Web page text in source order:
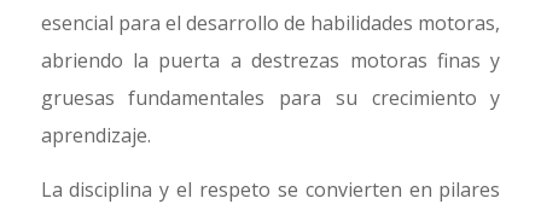
esencial para el desarrollo de habilidades motoras,
abriendo la puerta a destrezas motoras finas y
gruesas fundamentales para su crecimiento y
aprendizaje.
La disciplina y el respeto se convierten en pilares